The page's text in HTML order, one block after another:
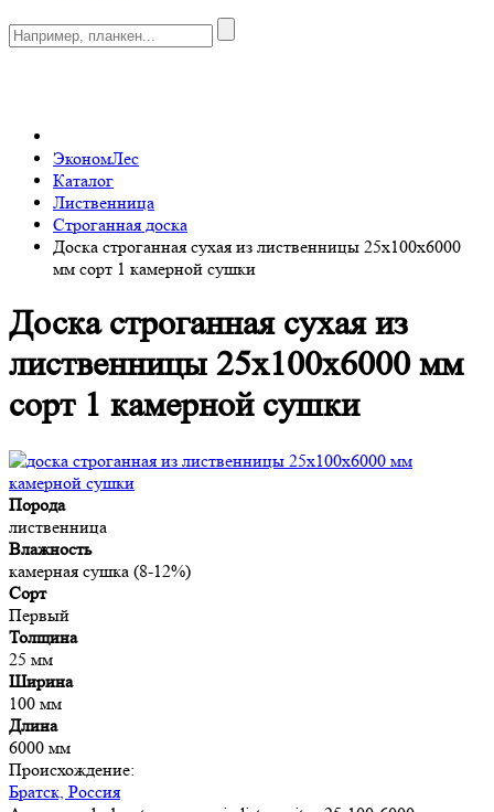
ЭкономЛес
Каталог
Лиственница
Строганная доска
Доска строганная сухая из лиственницы 25x100x6000
мм сорт 1 камерной сушки
Доска строганная сухая из
лиственницы 25x100x6000 мм
сорт 1 камерной сушки
Порода
лиственница
Влажность
камерная сушка (8-12%)
Сорт
Первый
Толщина
25 мм
Ширина
100 мм
Длина
6000 мм
Происхождение:
Братск, Россия